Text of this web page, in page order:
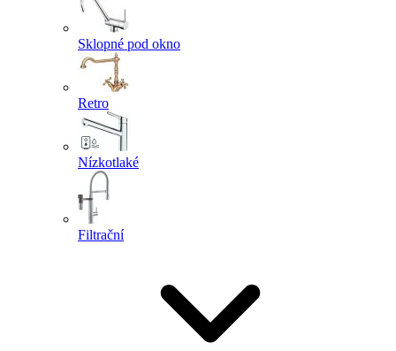
Sklopné pod okno
Retro
Nízkotlaké
Filtrační